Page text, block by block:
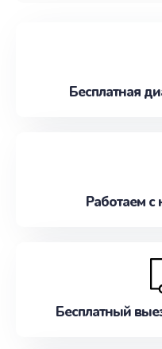
наилучшим
Бесплатная
Работаем
Бесплатный